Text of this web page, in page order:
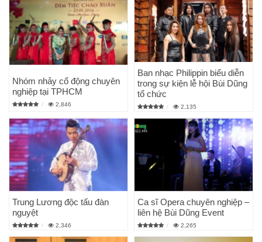
Nhóm nhảy cổ động chuyên
nghiệp tại TPHCM
2,846
Ban nhạc Philippin biểu diễn
trong sự kiện lễ hội Bùi Dũng
tổ chức
2,135
Trung Lương độc tấu đàn
nguyệt
2,346
Ca sĩ Opera chuyên nghiệp –
liên hệ Bùi Dũng Event
2,265